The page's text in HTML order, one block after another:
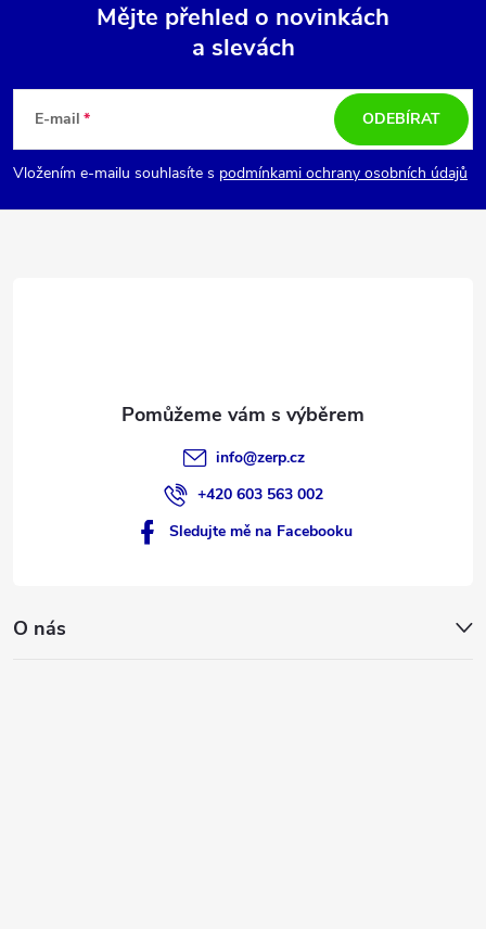
p
a
Mějte přehled o novinkách
a slevách
E-mail
Vložením e-mailu souhlasíte s podmínkami ochrany osobních údajů
ODEBÍRAT
info@zerp.cz
+420 603 563 002
Sledujte mě na Facebooku
O nás